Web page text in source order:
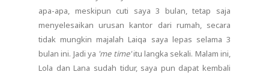
apa-apa, meskipun cuti saya 3 bulan, tetap saja
menyelesaikan urusan kantor dari rumah, secara
tidak mungkin majalah Laiqa saya lepas selama 3
bulan ini. Jadi ya 'me time'itu langka sekali. Malam ini,
Lola dan Lana sudah tidur, saya pun dapat kembali